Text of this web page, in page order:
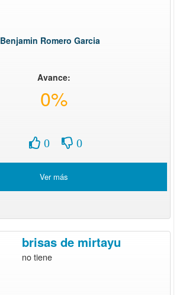
Benjamin Romero Garcia
Avance:
0%
0 0
Ver más
brisas de mirtayu
no tiene